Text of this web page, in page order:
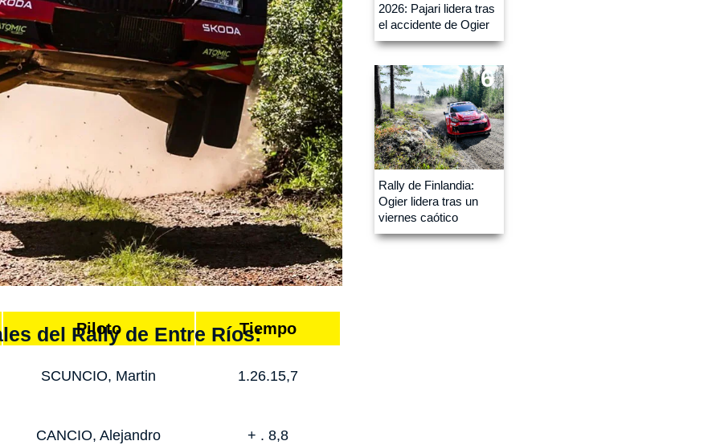
del Rally de Entre Ríos:
Piloto Tiempo
SCUNCIO, Martin 1.26.15,7
CANCIO, Alejandro + . 8,8
2026: Pajari lidera tras
el accidente de Ogier
6
Rally de Finlandia:
Ogier lidera tras un
viernes caótico